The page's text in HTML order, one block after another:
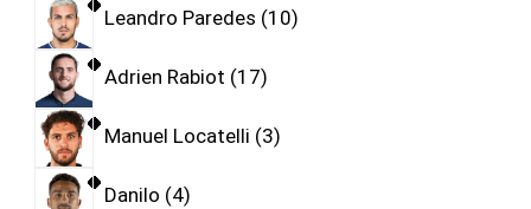
Leandro Paredes 10
Adrien Rabiot 17
Manuel Locatelli 3
Danilo 4